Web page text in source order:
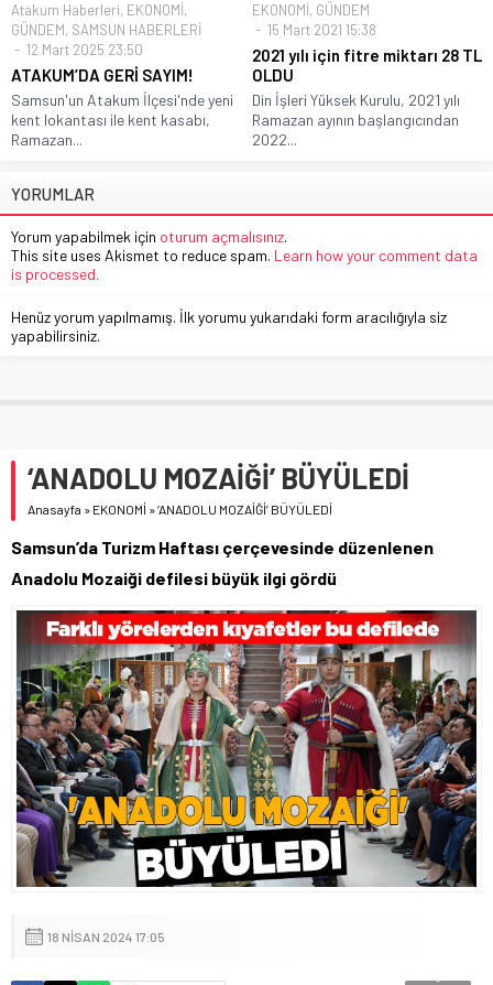
Atakum Haberleri, EKONOMİ,
GÜNDEM, SAMSUN HABERLERİ
12 Mart 2025 23:50
ATAKUM’DA GERİ SAYIM!
Samsun'un Atakum İlçesi'nde yeni
kent lokantası ile kent kasabı,
Ramazan...
EKONOMİ, GÜNDEM
15 Mart 2021 15:38
2021 yılı için fitre miktarı 28 TL
OLDU
Din İşleri Yüksek Kurulu, 2021 yılı
Ramazan ayının başlangıcından
2022...
YORUMLAR
Yorum yapabilmek için oturum açmalısınız.
This site uses Akismet to reduce spam. Learn how your comment data
is processed.
Henüz yorum yapılmamış. İlk yorumu yukarıdaki form aracılığıyla siz
yapabilirsiniz.
‘ANADOLU MOZAİĞİ’ BÜYÜLEDİ
Anasayfa » EKONOMİ »‘ANADOLU MOZAİĞİ’ BÜYÜLEDİ
Samsun’da Turizm Haftası çerçevesinde düzenlenen
Anadolu Mozaiği defilesi büyük ilgi gördü
18 NISAN 2024 17:05